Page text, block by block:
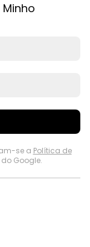
se a Política de
Google.